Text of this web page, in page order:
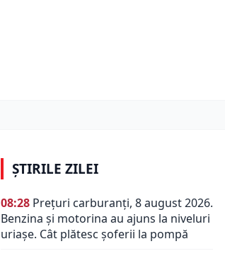
ȘTIRILE ZILEI
08:28 Prețuri carburanți, 8 august 2026.
Benzina și motorina au ajuns la niveluri
uriașe. Cât plătesc șoferii la pompă